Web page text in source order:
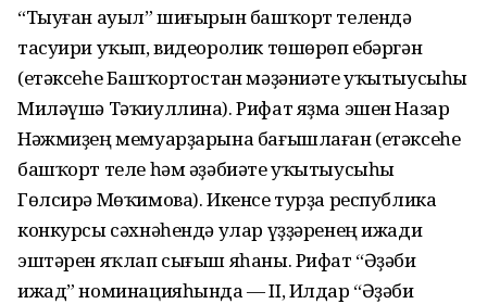
“Тыуған ауыл” шиғырын башҡорт телендә
тасуири уҡып, видеоролик төшөрөп ебәргән
(етәксеһе Башҡортостан мәҙәниәте уҡытыусыһы
Миләүшә Тәҡиуллина). Рифат яҙма эшен Назар
Нәжмиҙең мемуарҙарына бағышлаған (етәксеһе
башҡорт теле һәм әҙәбиәте уҡытыусыһы
Гөлсирә Мөҡимова). Икенсе турҙа республика
конкурсы сәхнәһендә улар үҙҙәренең ижади
эштәрен яҡлап сығыш яһаны. Рифат “Әҙәби
ижад” номинацияһында — II, Илдар “Әҙәби